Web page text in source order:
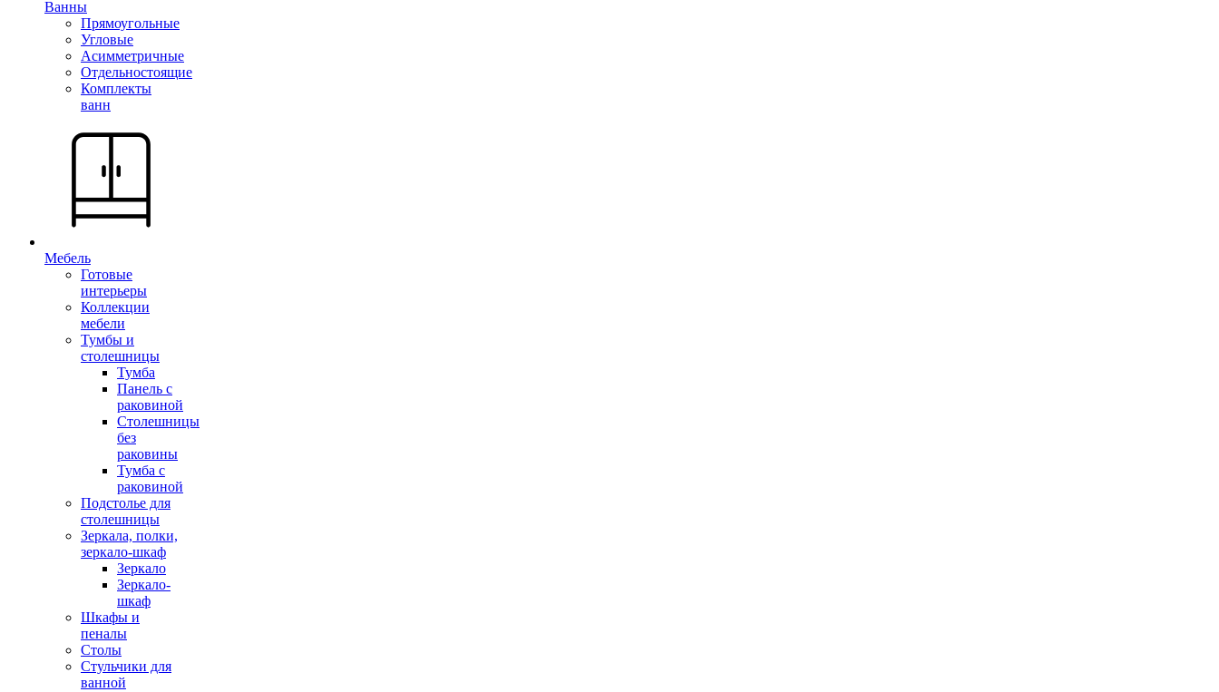
Ванны
Прямоугольные
Угловые
Асимметричные
Отдельностоящие
Комплекты
ванн
Мебель
Готовые
интерьеры
Коллекции
мебели
Тумбы и
столешницы
Тумба
Панель с
раковиной
Столешницы
без
раковины
Тумба с
раковиной
Подстолье для
столешницы
Зеркала, полки,
зеркало-шкаф
Зеркало
Зеркало-
шкаф
Шкафы и
пеналы
Столы
Стульчики для
ванной